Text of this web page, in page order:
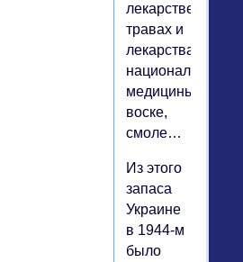
лекарственных
травах и
лекарствах
национальной
медицины,
воске,
смоле…
Из этого
запаса
Украине
в 1944-м
было